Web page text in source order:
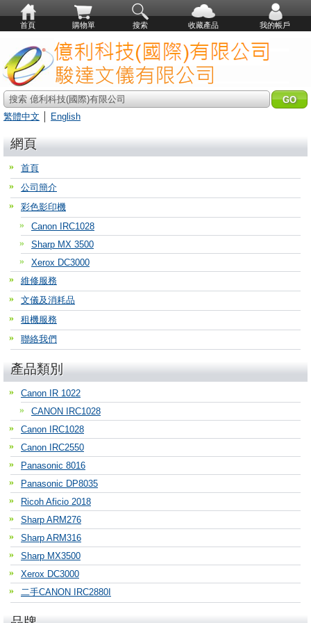
首頁 購物單 搜索 收藏產品 我的帳戶
搜索 億利科技(國際)有限公司
繁體中文
English
網頁
首頁
公司簡介
彩色影印機
Canon IRC1028
Sharp MX 3500
Xerox DC3000
維修服務
文儀及消耗品
租機服務
聯絡我們
產品類別
Canon IR 1022
CANON IRC1028
Canon IRC1028
Canon IRC2550
Panasonic 8016
Panasonic DP8035
Ricoh Aficio 2018
Sharp ARM276
Sharp ARM316
Sharp MX3500
Xerox DC3000
二手CANON IRC2880I